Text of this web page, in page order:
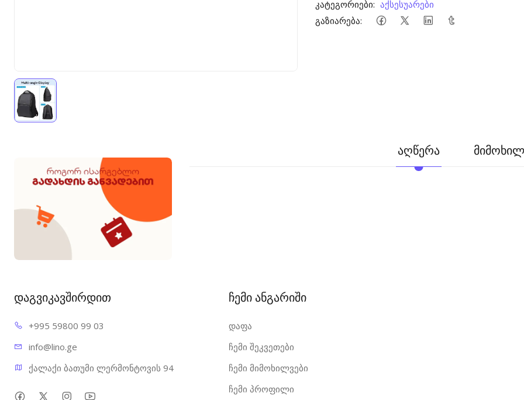
კატეგორიები: აქსესუარები
გაზიარება:
აღწერა
დაგვიკავშირდით
+995 59800 99 03
info@lino.ge
ქალაქი ბათუმი ლერმონტოვის 94
ჩემი ანგარიში
დაფა
ჩემი შეკვეთები
ჩემი მიმოხილვები
ჩემი პროფილი